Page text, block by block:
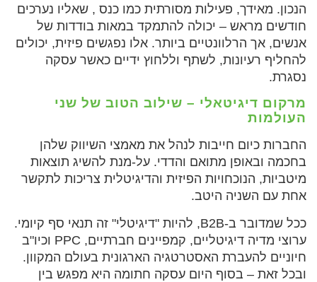
הנכון. מאידך, פעילות מסורתית כמו כנס , שאליו נערכים
חודשים מראש – יכולה להתמקד במאות בודדות של
אנשים, אך הרלוונטיים ביותר. אלו נפגשים פיזית, יכולים
להחליף רעיונות, לשתף וללחוץ ידיים כאשר עסקה
נסגרת.
מרקום דיגיטאלי – שילוב הטוב של שני
העולמות
החברות כיום חייבות לנהל את מאמצי השיווק שלהן
בחכמה ובאופן מתואם והדדי. על-מנת להשיג תוצאות
מיטביות, הנוכחויות הפיזית והדיגיטלית צריכות לתקשר
אחת עם השניה היטב.
ככל שמדובר ב-B2B, להיות "דיגיטלי" זה תנאי סף קיומי.
ערוצי מדיה דיגיטליים, קמפיינים חברתיים, PPC וכיו"ב
חיוניים להעברת האסטרטגיה הארגונית בעולם המקוון.
ובכל זאת – בסוף היום עסקה חתומה היא מפגש בין